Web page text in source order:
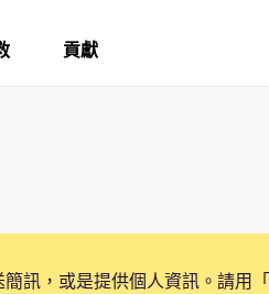
貢獻
訊，或是提供個人資訊。請用